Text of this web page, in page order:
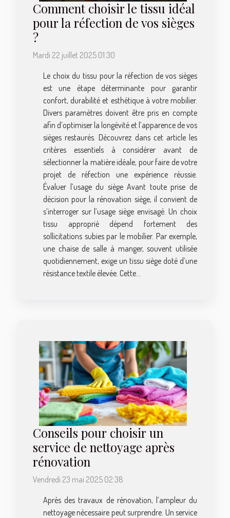
Comment choisir le tissu idéal
pour la réfection de vos sièges
?
Mardi 22 juillet 2025 01:30
Le choix du tissu pour la réfection de vos sièges
est une étape déterminante pour garantir
confort, durabilité et esthétique à votre mobilier.
Divers paramètres doivent être pris en compte
afin d’optimiser la longévité et l’apparence de vos
sièges restaurés. Découvrez dans cet article les
critères essentiels à considérer avant de
sélectionner la matière idéale, pour faire de votre
projet de réfection une expérience réussie.
Évaluer l’usage du siège Avant toute prise de
décision pour la rénovation siège, il convient de
s’interroger sur l’usage siège envisagé. Un choix
tissu approprié dépend fortement des
sollicitations subies par le mobilier. Par exemple,
une chaise de salle à manger, souvent utilisée
quotidiennement, exige un tissu siège doté d’une
résistance textile élevée. Cette...
Conseils pour choisir un
service de nettoyage après
rénovation
Vendredi 23 mai 2025 02:38
Après des travaux de rénovation, l’ampleur du
nettoyage nécessaire peut surprendre. Un service